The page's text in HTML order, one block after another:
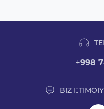
+998
BIZ